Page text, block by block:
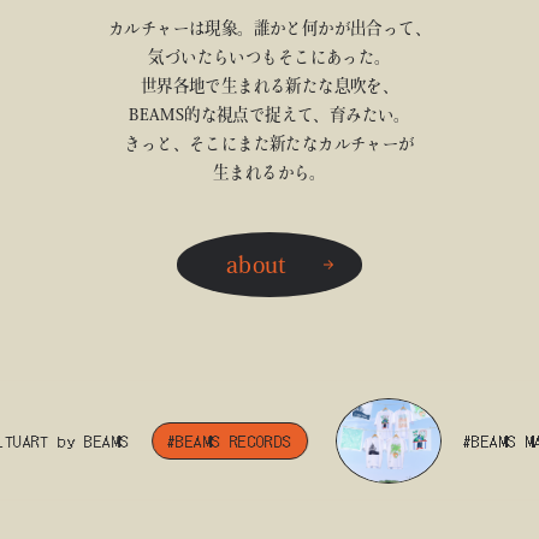
カルチャーは現象。誰かと何かが出合って、
気づいたらいつもそこにあった。
世界各地で生まれる新たな息吹を、
BEAMS的な視点で捉えて、育みたい。
きっと、そこにまた新たなカルチャーが
生まれるから。
about
by BEAMS #BEAMS RECORDS #BEAMS